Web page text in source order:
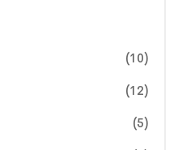
(10)
(12)
(5)